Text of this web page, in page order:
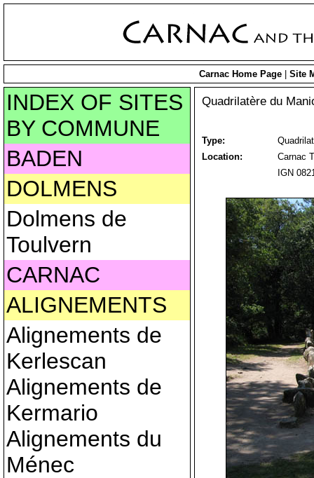
Carnac Home Page| Site
INDEX OF SITES
BY COMMUNE
BADEN
DOLMENS
Dolmens de
Toulvern
CARNAC
ALIGNEMENTS
Alignements de
Kerlescan
Alignements de
Kermario
Alignements du
Ménec
Quadrilatère du
Type:
Location:
Carnac
IGN